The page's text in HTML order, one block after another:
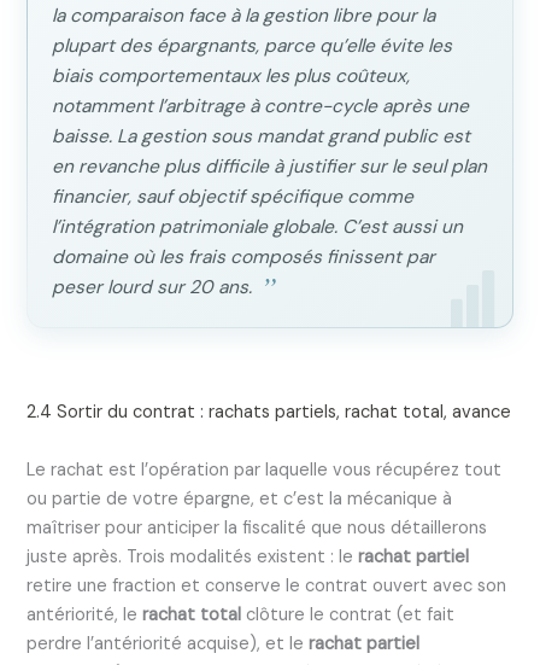
la comparaison face à la gestion libre pour la
plupart des épargnants, parce qu’elle évite les
biais comportementaux les plus coûteux,
notamment l’arbitrage à contre-cycle après une
baisse. La gestion sous mandat grand public est
en revanche plus difficile à justifier sur le seul plan
financier, sauf objectif spécifique comme
l’intégration patrimoniale globale. C’est aussi un
domaine où les frais composés finissent par
peser lourd sur 20 ans.
2.4 Sortir du contrat : rachats partiels, rachat total, avance
Le rachat est l’opération par laquelle vous récupérez tout
ou partie de votre épargne, et c’est la mécanique à
maîtriser pour anticiper la fiscalité que nous détaillerons
juste après. Trois modalités existent : lerachat partiel
retire une fraction et conserve le contrat ouvert avec son
antériorité, lerachat total clôture le contrat (et fait
perdre l’antériorité acquise), et lerachat partiel